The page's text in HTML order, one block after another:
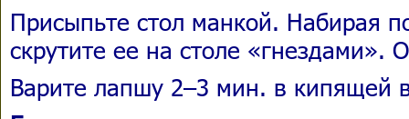
Присыпьте стол манкой. Набирая
скрутите ее на столе «гнездами».
Варите лапшу 2–3 мин. в кипящей